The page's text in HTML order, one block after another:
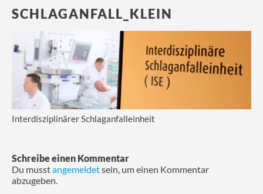
SCHLAGANFALL_KLEIN
Interdisziplinärer Schlaganfalleinheit
Schreibe einen Kommentar
Du musstangemeldetsein, um einen Kommentar
abzugeben.